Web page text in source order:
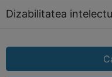
Dizabilitatea